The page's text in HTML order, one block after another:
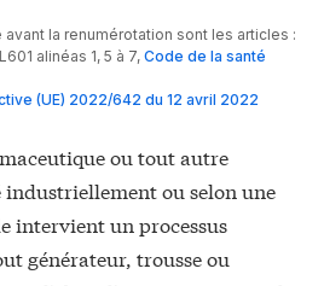
la renumérotation sont les articles :
alinéas 1, 5 à 7, Code de la santé
(UE) 2022/642 du 12 avril 2022
ou tout autre
ou selon une
intervient un processus
générateur, trousse ou